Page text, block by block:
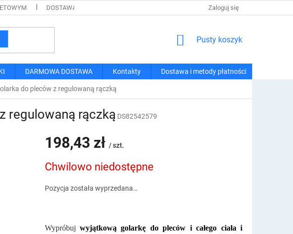
DOSTAWA I METODY PŁATNOŚCI REGULAMIN ZAKUPÓW
Zaloguj się
KOSZYK
Pusty koszyk
DARMOWA DOSTAWA Kontakty Dostawa i metody płatności
do pleców z regulowaną rączką
regulowaną rączką DS82542579
198,43 zł / szt.
jednostkowa:
Chwilowo niedostępne
Pozycja została wyprzedana…
Wypróbuj wyjątkową golarkę do pleców i całego ciała i